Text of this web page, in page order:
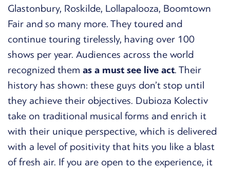
Glastonbury, Roskilde, Lollapalooza, Boomtown
Fair and so many more. They toured and
continue touring tirelessly, having over 100
shows per year. Audiences across the world
recognized them as a must see live act. Their
history has shown: these guys don’t stop until
they achieve their objectives. Dubioza Kolectiv
take on traditional musical forms and enrich it
with their unique perspective, which is delivered
with a level of positivity that hits you like a blast
of fresh air. If you are open to the experience, it